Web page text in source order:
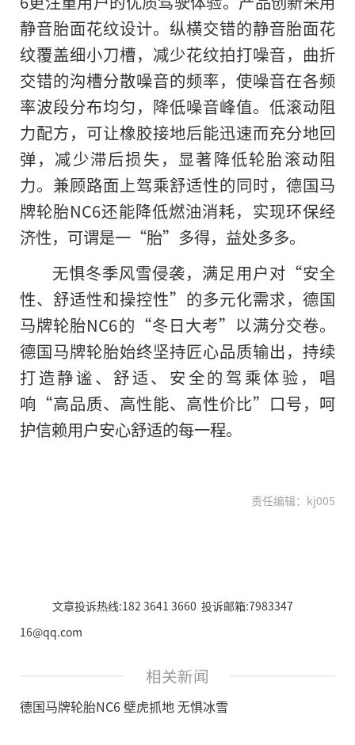
静音胎面花纹设计。纵横交错的静音胎面花
纹覆盖细小刀槽，减少花纹拍打噪音，曲折
交错的沟槽分散噪音的频率，使噪音在各频
率波段分布均匀，降低噪音峰值。低滚动阻
力配方，可让橡胶接地后能迅速而充分地回
弹，减少滞后损失，显著降低轮胎滚动阻
力。兼顾路面上驾乘舒适性的同时，德国马
牌轮胎NC6还能降低燃油消耗，实现环保经
济性，可谓是一“胎”多得，益处多多。
无惧冬季风雪侵袭，满足用户对“安全
性、舒适性和操控性”的多元化需求，德国
马牌轮胎NC6的“冬日大考”以满分交卷。
德国马牌轮胎始终坚持匠心品质输出，持续
打造静谧、舒适、安全的驾乘体验，唱
响“高品质、高性能、高性价比”口号，呵
护信赖用户安心舒适的每一程。
责任编辑：kj005
文章投诉热线:182 3641 3660 投诉邮箱:7983347
16@qq.com
相关新闻
德国马牌轮胎NC6 壁虎抓地 无惧冰雪